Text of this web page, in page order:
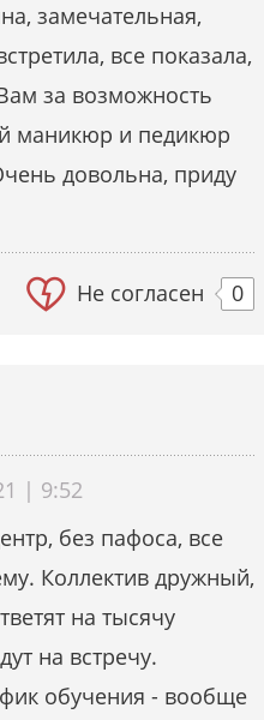
замечательная,
все показала,
за возможность
маникюр и педикюр
довольна, приду
Не согласен 0
| 9:52
без пафоса, все
Коллектив дружный,
на тысячу
на встречу.
обучения - вообще